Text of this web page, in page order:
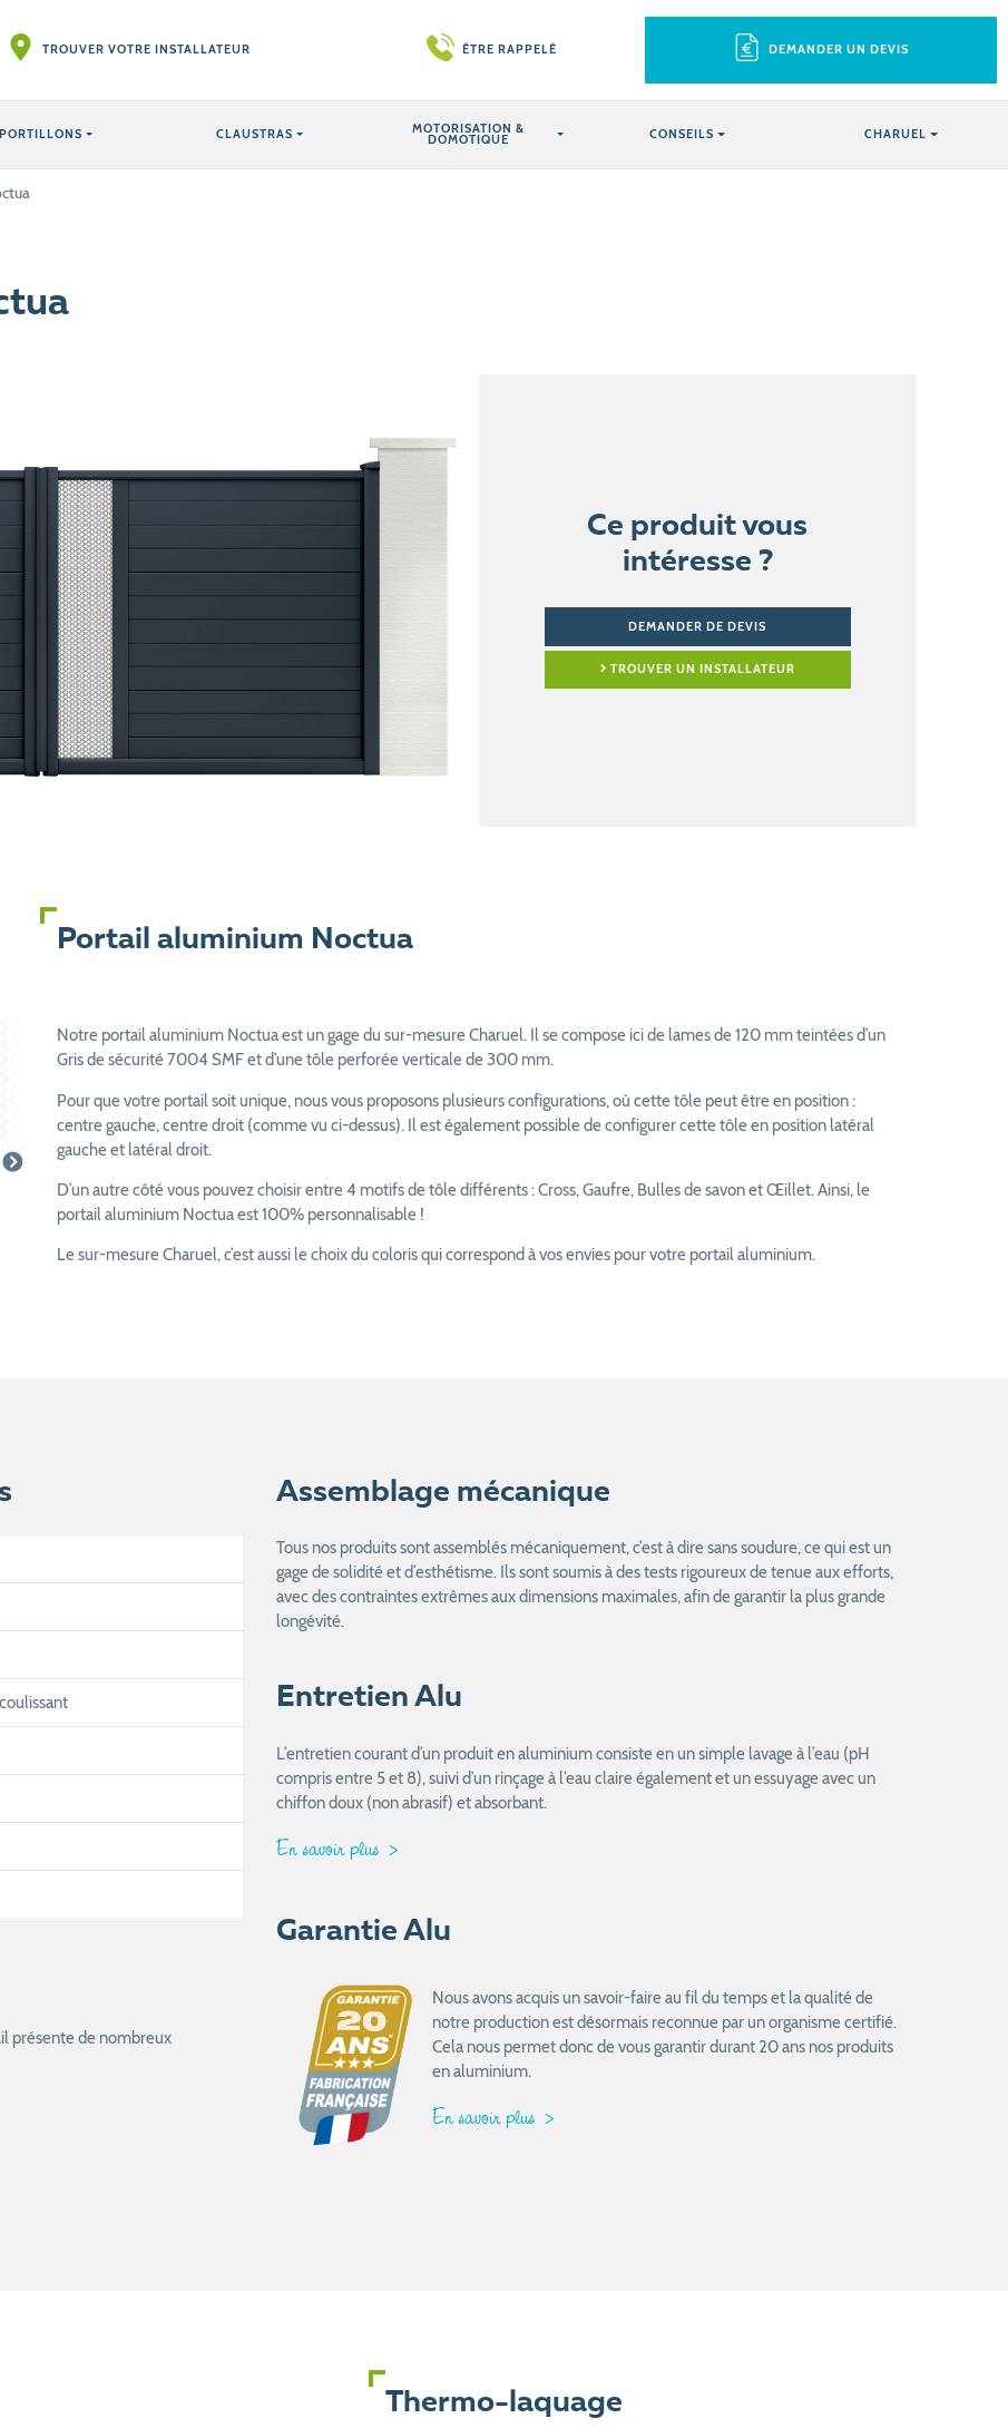
TROUVER VOTRE INSTALLATEUR ÊTRE RAPPELÉ DEMANDER UN DEVIS
PORTILLONS CLAUSTRAS MOTORISATION &
DOMOTIQUE CONSEILS CHARUEL
Ce produit vous
intéresse ?
DEMANDER DE DEVIS
TROUVER UN INSTALLATEUR
Portail aluminium Noctua
Notre portail aluminium Noctua est un gage du sur-mesure Charuel. Il se compose ici de lames de 120 mm teintées d’un
Gris de sécurité 7004 SMF et d’une tôle perforée verticale de 300 mm.
Pour que votre portail soit unique, nous vous proposons plusieurs configurations, où cette tôle peut être en position :
centre gauche, centre droit (comme vu ci-dessus). Il est également possible de configurer cette tôle en position latéral
gauche et latéral droit.
D’un autre côté vous pouvez choisir entre 4 motifs de tôle différents : Cross, Gaufre, Bulles de savon et Œillet. Ainsi, le
portail aluminium Noctua est 100% personnalisable !
Le sur-mesure Charuel, c’est aussi le choix du coloris qui correspond à vos envies pour votre portail aluminium.
présente de nombreux
Assemblage mécanique
Tous nos produits sont assemblés mécaniquement, c’est à dire sans soudure, ce qui est un
gage de solidité et d’esthétisme. Ils sont soumis à des tests rigoureux de tenue aux efforts,
avec des contraintes extrêmes aux dimensions maximales, afin de garantir la plus grande
longévité.
Entretien Alu
L’entretien courant d’un produit en aluminium consiste en un simple lavage à l’eau (pH
compris entre 5 et 8), suivi d’un rinçage à l’eau claire également et un essuyage avec un
chiffon doux (non abrasif) et absorbant.
En savoir plus
Garantie Alu
Nous avons acquis un savoir-faire au fil du temps et la qualité de
notre production est désormais reconnue par un organisme certifié.
Cela nous permet donc de vous garantir durant 20 ans nos produits
en aluminium.
En savoir plus
Thermo-laquage